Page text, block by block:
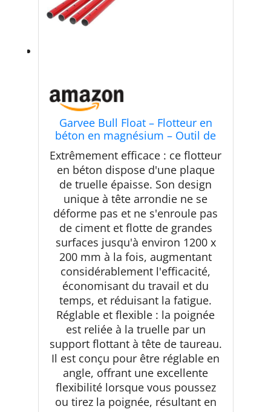
Garvee Bull Float – Flotteur en
béton en magnésium – Outil de
flotteur en béton en alliage
d'aluminium de 122 x 20,3 cm,
avec 4 poignées et support de
taureau – Kit de finition de béton
pour finition
Extrêmement efficace : ce flotteur
en béton dispose d'une plaque
de truelle épaisse. Son design
unique à tête arrondie ne se
déforme pas et ne s'enroule pas
de ciment et flotte de grandes
surfaces jusqu'à environ 1200 x
200 mm à la fois, augmentant
considérablement l'efficacité,
économisant du travail et du
temps, et réduisant la fatigue.
Réglable et flexible : la poignée
est reliée à la truelle par un
support flottant à tête de taureau.
Il est conçu pour être réglable en
angle, offrant une excellente
flexibilité lorsque vous poussez
ou tirez la poignée, résultant en